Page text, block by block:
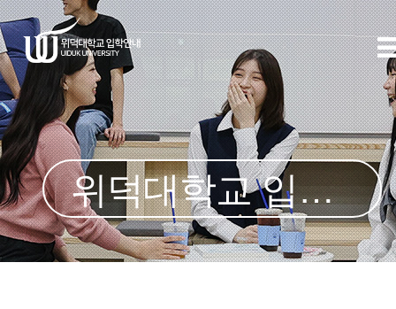
위덕대학교 입학처